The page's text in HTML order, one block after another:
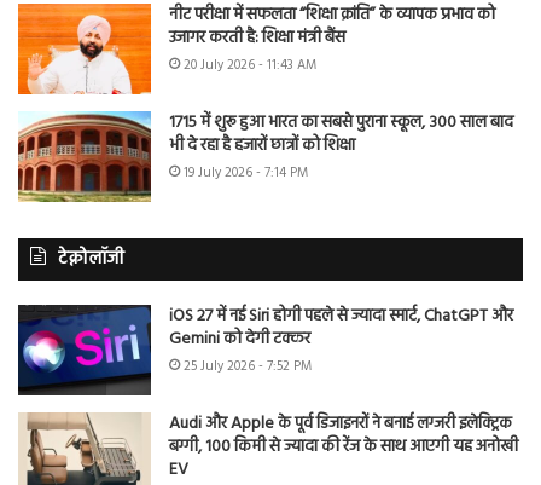
नीट परीक्षा में सफलता “शिक्षा क्रांति” के व्यापक प्रभाव को
उजागर करती है: शिक्षा मंत्री बैंस
20 July 2026 - 11:43 AM
1715 में शुरू हुआ भारत का सबसे पुराना स्कूल, 300 साल बाद
भी दे रहा है हजारों छात्रों को शिक्षा
19 July 2026 - 7:14 PM
टेक्नोलॉजी
iOS 27 में नई Siri होगी पहले से ज्यादा स्मार्ट, ChatGPT और
Gemini को देगी टक्कर
25 July 2026 - 7:52 PM
Audi और Apple के पूर्व डिजाइनरों ने बनाई लग्जरी इलेक्ट्रिक
बग्गी, 100 किमी से ज्यादा की रेंज के साथ आएगी यह अनोखी
EV